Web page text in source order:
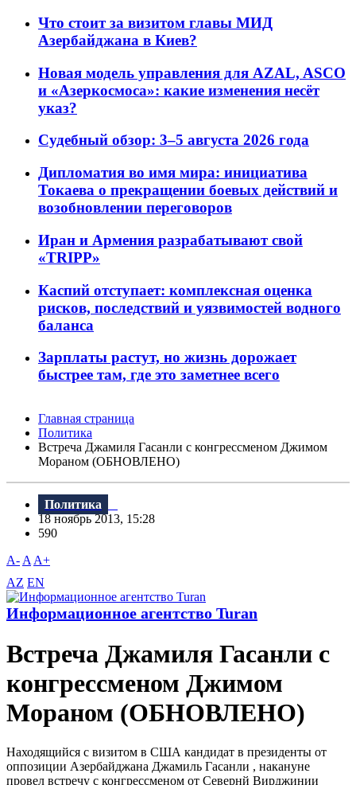
Что стоит за визитом главы МИД
Азербайджана в Киев?
Новая модель управления для AZAL, ASCO
и «Азеркосмоса»: какие изменения несёт
указ?
Судебный обзор: 3–5 августа 2026 года
Дипломатия во имя мира: инициатива
Токаева о прекращении боевых действий и
возобновлении переговоров
Иран и Армения разрабатывают свой
«TRIPP»
Каспий отступает: комплексная оценка
рисков, последствий и уязвимостей водного
баланса
Зарплаты растут, но жизнь дорожает
быстрее там, где это заметнее всего
Главная страница
Политика
Встреча Джамиля Гасанли с конгрессменом Джимом
Мораном (ОБНОВЛЕНО)
Политика
18 ноябрь 2013, 15:28
590
A- A A+
AZ EN
Информационное агентство Turan
Встреча Джамиля Гасанли с
конгрессменом Джимом
Мораном (ОБНОВЛЕНО)
Находящийся с визитом в США кандидат в президенты от
оппозиции Азербайджана Джамиль Гасанли , накануне
провел встречу с конгрессменом от Севернй Вирджинии